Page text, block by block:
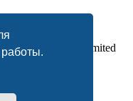
работы.© phpBB Limited